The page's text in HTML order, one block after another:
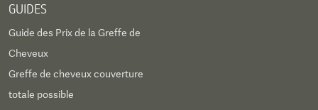
GUIDES
Guide des Prix de la Greffe de
Cheveux
Greffe de cheveux couverture
totale possible